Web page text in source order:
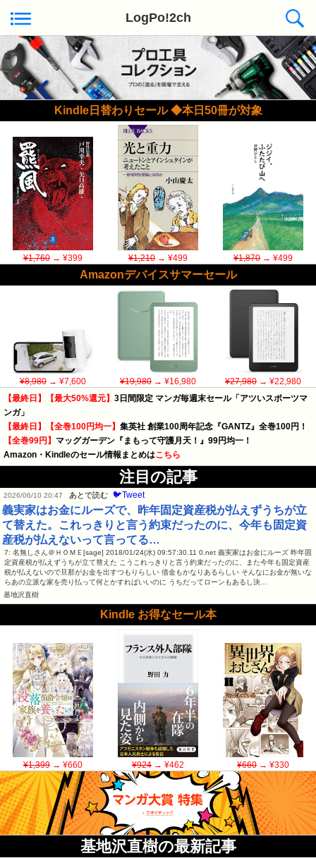
LogPo!2ch
Kindle日替わりセール ◆本日50冊が対象
¥1,760→ ¥399 ¥1,210→ ¥499 ¥1,870→ ¥499
Amazonデバイスサマーセール
¥8,980→ ¥7,600 ¥19,980→ ¥16,980 ¥27,980→ ¥22,980
【最終日】【最大50%還元】 3日間限定 マンガ毎週末セール「アツいスポーツマ
ンガ」
【最終日】【全巻100円均一】 集英社 創業100周年記念『GANTZ』全巻100円！
【全巻99円】 マッグガーデン『まもって守護月天！』99円均一！
Amazon・Kindleのセール情報まとめはこちら
注目の記事
2026/06/10 20:47 あとで読む 🐦Tweet
義実家はお金にルーズで、昨年固定資産税が払えずうちが立
て替えた。これっきりと言う約束だったのに、今年も固定資
産税が払えないって言ってる…
7: 名無しさん＠ＨＯＭＥ[sage] 2018/01/24(水) 09:57:30.11 0.net 義実家はお金にルーズ 昨年固
定資産税が払えずうちが立て替えた こうこれっきりと言う約束だったのに、また今年も固定資産
税が払えないので旦那がお金を出すつもりらしい 借金もかなりあるらしい そんなにお金が無いな
らあの立派な家を売り払って何とかすればいいのに うちだってローンもあるし決…
基地沢直樹
Kindle お得なセール本
¥1,399→ ¥660 ¥924→ ¥462 ¥660→ ¥330
基地沢直樹の最新記事